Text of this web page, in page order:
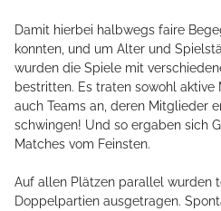
Damit hierbei halbwegs faire
konnten, und um Alter und
wurden die Spiele mit
bestritten. Es traten sowohl
auch Teams an, deren Mitglieder
schwingen! Und so ergaben sich
Matches vom Feinsten.
Auf allen Plätzen parallel wurden
Doppelpartien ausgetragen.